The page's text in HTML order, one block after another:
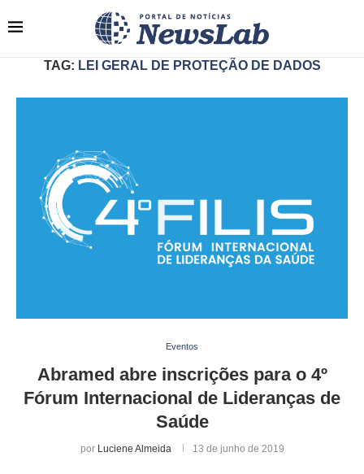
TAG: LEI GERAL DE PROTEÇÃO DE DADOS
Eventos
Abramed abre inscrições para o 4º
Fórum Internacional de Lideranças de
Saúde
por Luciene Almeida 13 de junho de 2019